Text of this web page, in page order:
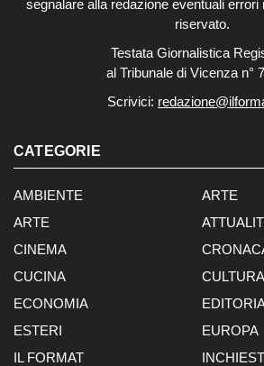
segnalare alla redazione eventuali errori
riservato.
Testata Giornalistica
al Tribunale di Vicenza n°
Scrivici:
CATEGORIE
AMBIENTE
ARTE
ARTE
CINEMA
CUCINA
CULTURA
ECONOMIA
ESTERI
EUROPA
IL FORMAT